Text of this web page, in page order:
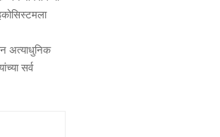
अत्‍याधुनिक
सर्व